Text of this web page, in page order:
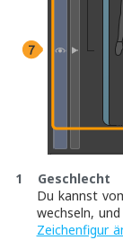
1
Geschlecht
Du kannst
wechseln,
Zeichenfigur